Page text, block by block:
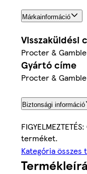
Márkainformáció
Visszaküldési
Procter &
Gyártó címe
Procter &
Biztonsági információ
terméket.
Kategória